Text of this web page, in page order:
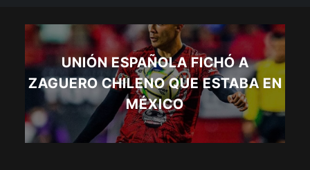
UNIÓN ESPAÑOLA FICHÓ A
ZAGUERO CHILENO QUE ESTABA EN
MÉXICO